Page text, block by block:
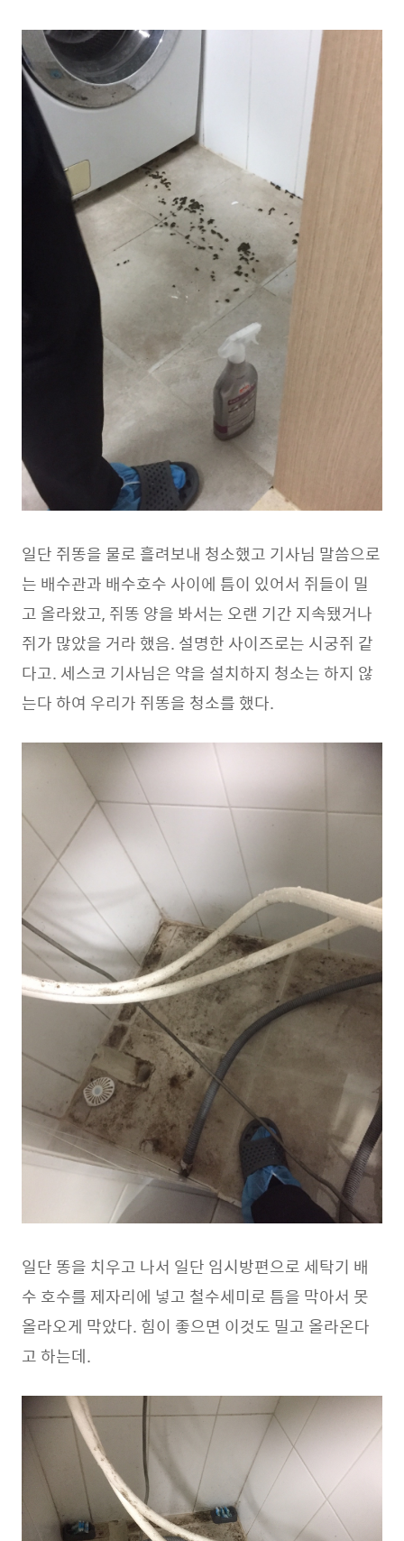
일단 쥐똥을 물로 흘려보내 청소했고 기사님 말씀으로
는 배수관과 배수호수 사이에 틈이 있어서 쥐들이 밀
고 올라왔고, 쥐똥 양을 봐서는 오랜 기간 지속됐거나
쥐가 많았을 거라 했음. 설명한 사이즈로는 시궁쥐 같
다고. 세스코 기사님은 약을 설치하지 청소는 하지 않
는다 하여 우리가 쥐똥을 청소를 했다.
일단 똥을 치우고 나서 일단 임시방편으로 세탁기 배
수 호수를 제자리에 넣고 철수세미로 틈을 막아서 못
올라오게 막았다. 힘이 좋으면 이것도 밀고 올라온다
고 하는데.